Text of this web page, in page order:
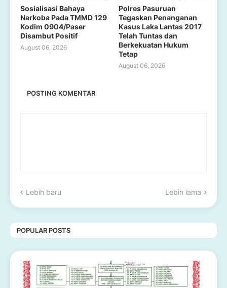
Sosialisasi Bahaya
Narkoba Pada TMMD 129
Kodim 0904/Paser
Disambut Positif
August 06, 2026
Polres Pasuruan
Tegaskan Penanganan
Kasus Laka Lantas 2017
Telah Tuntas dan
Berkekuatan Hukum
Tetap
August 06, 2026
POSTING KOMENTAR
Lebih baru Lebih lama
POPULAR POSTS